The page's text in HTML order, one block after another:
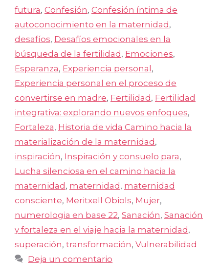
futura, Confesión, Confesión íntima de
autoconocimiento en la maternidad ,
desafíos, Desafíos emocionales en la
búsqueda de la fertilidad , Emociones,
Esperanza, Experiencia personal ,
Experiencia personal en el proceso de
convertirse en madre, Fertilidad , Fertilidad
integrativa: explorando nuevos enfoques,
Fortaleza, Historia de vida Camino hacia la
materialización de la maternidad ,
inspiración, Inspiración y consuelo para,
Lucha silenciosa en el camino hacia la
maternidad , maternidad , maternidad
consciente, Meritxell Obiols, Mujer,
numerologia en base 22, Sanación, Sanación
y fortaleza en el viaje hacia la maternidad ,
superación, transformación, Vulnerabilidad
Deja un comentario